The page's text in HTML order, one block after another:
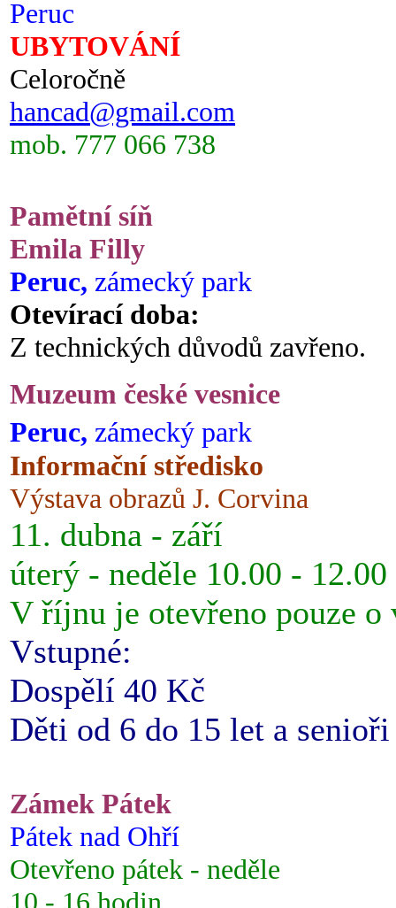
Peruc
UBYTOVÁNÍ
Celoročně
hancad@gmail.com
mob. 777 066 738
Pamětní síň
Emila Filly
Peruc, zámecký park
Otevírací doba:
Z technických důvodů zavřeno.
Muzeum české vesnice
Peruc, zámecký park
Informační středisko
Výstava obrazů J. Corvina
11. dubna - září
úterý - neděle 10.00 -
V říjnu je otevřeno pouze o
Vstupné:
Dospělí 40 Kč
Děti od 6 do 15 let a
Zámek Pátek
Pátek nad Ohří
Otevřeno pátek - neděle
10 - 16 hodin